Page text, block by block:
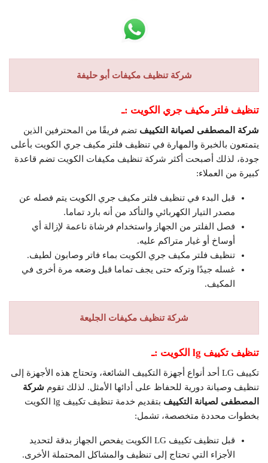
شركة تنظيف مكيفات أبو حليفة
تنظيف فلتر مكيف جري الكويت :ـ
شركة المصطفى لصيانة التكييف تضم فريقًا من المحترفين الذين
يتمتعون بالخبرة والمهارة في تنظيف فلتر مكيف جري الكويت بأعلى
جودة، لذلك أصبحت أكثر شركة تنظيف مكيفات الكويت تضم قاعدة
كبيرة من العملاء:
قبل البدء في تنظيف فلتر مكيف جري الكويت يتم فصله عن
مصدر التيار الكهربائي والتأكد من أنه بارد تماما.
فصل الفلتر من الجهاز واستخدام فرشاة ناعمة لإزالة أي
أوساخ أو غيار متراكم عليه.
تنظيف فلتر مكيف جري الكويت بماء فاتر وصابون لطيف.
غسله جيدًا وتركه حتى يجف تماما قبل وضعه مرة أخرى في
المكيف.
شركة تنظيف مكيفات الجليعة
تنظيف تكييف lg الكويت :ـ
تكييف LG أحد أنواع أجهزة التكييف الشائعة، وتحتاج هذه الأجهزة إلى
تنظيف وصيانة دورية للحفاظ على أدائها الأمثل. لذلك تقوم شركة
المصطفى لصيانة التكييف
بتقديم خدمة تنظيف تكييف lg الكويت
بخطوات محددة متخصصة، تشمل:
قبل تنظيف تكييف LG الكويت يفحص الجهاز بدقة لتحديد
الأجزاء التي تحتاج إلى تنظيف والمشاكل المحتملة الأخرى.